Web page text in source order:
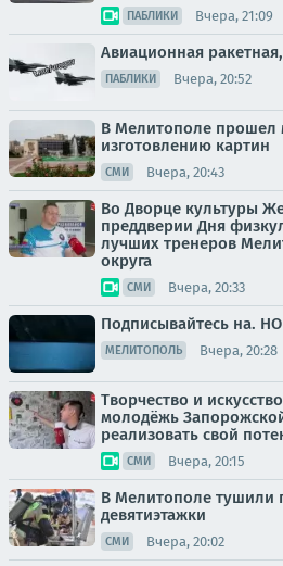
ПАБЛИКИ Вчера, 21:09
Авиационная
ПАБЛИКИ Вчера, 20:52
В Мелитополе прошел
изготовлению картин
СМИ Вчера, 20:43
Во Дворце культуры
преддверии Дня
лучших тренеров
округа
СМИ Вчера, 20:33
Подписывайтесь на.
МЕЛИТОПОЛЬ Вчера, 20:28
Творчество и
молодёжь
реализовать свой
СМИ Вчера, 20:15
В Мелитополе тушили
девятиэтажки
СМИ Вчера, 20:02